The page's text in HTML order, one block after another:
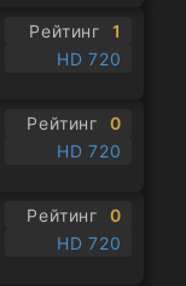
Рейтинг
1
HD 720
Рейтинг
0
HD 720
Рейтинг
0
HD 720